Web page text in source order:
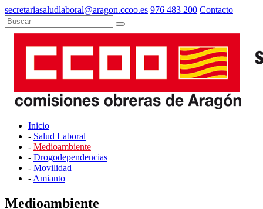
secretariasaludlaboral@aragon.ccoo.es 976 483 200 Contacto
Inicio
- Salud Laboral
- Medioambiente
- Drogodependencias
- Movilidad
- Amianto
Medioambiente